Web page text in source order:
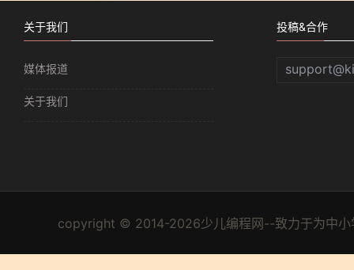
关于我们
媒体报道
关于我们
投稿&合作
copyright © 2014-2026少儿编程网--致力于为中小